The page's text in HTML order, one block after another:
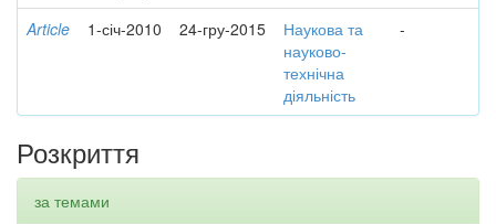
Article 1-січ-2010 24-гру-2015
Наукова та
науково-
технічна
діяльність
-
Розкриття
за темами